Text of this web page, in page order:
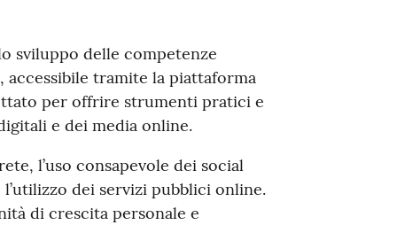
sviluppo delle competenze
tramite la piattaforma
per offrire strumenti pratici e
e dei media online.
l’uso consapevole dei social
dei servizi pubblici online.
di crescita personale e